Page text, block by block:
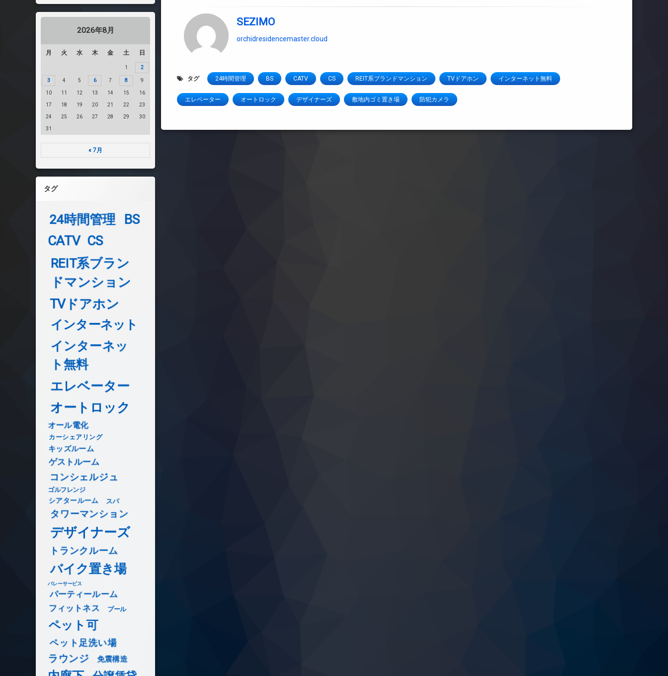
SEZIMO
orchidresidencemaster.cloud
タグ 24時間管理 BS CATV CS REIT系ブランドマンション TVドアホン インターネット無料
エレベーター オートロック デザイナーズ 敷地内ゴミ置き場 防犯カメラ
2026年8月
月 火 水 木 金 土 日
1 2
3 4 5 6 7 8 9
10 11 12 13 14 15 16
17 18 19 20 21 22 23
24 25 26 27 28 29 30
31
« 7月
タグ
24時間管理
BS
CATV CS
REIT系ブラン
ドマンション
TVドアホン
インターネット
インターネッ
ト無料
エレベーター
オートロック
オール電化
カーシェアリング
キッズルーム
ゲストルーム
コンシェルジュ
ゴルフレンジ
シアタールーム スパ
タワーマンション
デザイナーズ
トランクルーム
バイク置き場
バレーサービス
パーティールーム
フィットネス プール
ペット可
ペット足洗い場
ラウンジ 免震構造